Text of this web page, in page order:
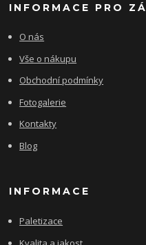
INFORMACE PRO
O nás
Vše o nákupu
Obchodní podmínky
Fotogalerie
Kontakty
Blog
INFORMACE
Paletizace